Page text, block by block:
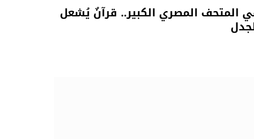
المتحف المصري الكبير.. قرآنٌ يُشعل